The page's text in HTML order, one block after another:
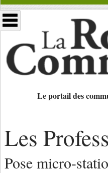
Le portail des
Les
Pose micro-